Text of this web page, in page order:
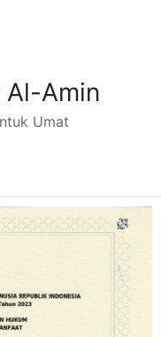
Al-Amin
Umat